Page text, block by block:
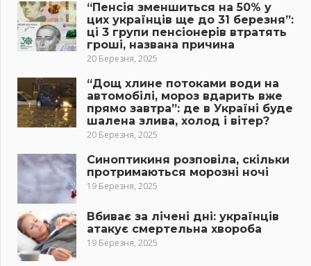
“Пенсія зменшиться на 50% у
цих українців ще до 31 березня”:
ці 3 групи пенсіонерів втратять
гроші, названа причина
20 Березня, 2025
“Дощ хлине потоками води на
автомобілі, мороз вдарить вже
прямо завтра”: де в Україні буде
шалена злива, холод і вітер?
20 Березня, 2025
Синоптикиня розповіла, скільки
протримаються морозні ночі
19 Березня, 2025
Вбиває за лічені дні: українців
атакує смертельна хвороба
19 Березня, 2025